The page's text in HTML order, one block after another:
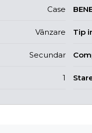
Case
Vânzare
Secundar
1
Tip